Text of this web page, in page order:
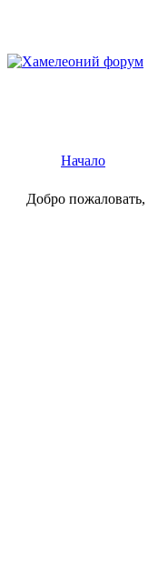
Начало
Добро пожаловать,